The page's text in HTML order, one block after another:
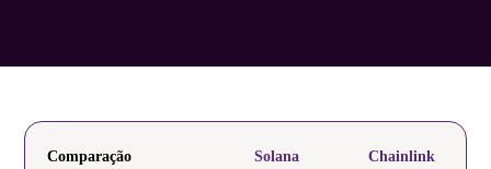
Comparação Solana Chainlink